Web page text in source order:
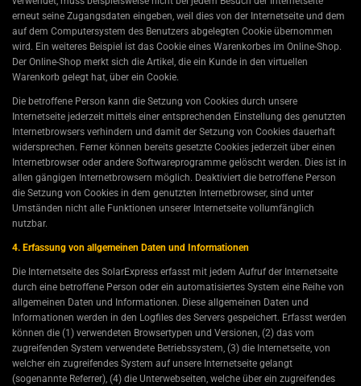
erneut seine Zugangsdaten eingeben, weil dies von der Internetseite und dem
auf dem Computersystem des Benutzers abgelegten Cookie übernommen
wird. Ein weiteres Beispiel ist das Cookie eines Warenkorbes im Online-Shop.
Der Online-Shop merkt sich die Artikel, die ein Kunde in den virtuellen
Warenkorb gelegt hat, über ein Cookie.
Die betroffene Person kann die Setzung von Cookies durch unsere
Internetseite jederzeit mittels einer entsprechenden Einstellung des genutzten
Internetbrowsers verhindern und damit der Setzung von Cookies dauerhaft
widersprechen. Ferner können bereits gesetzte Cookies jederzeit über einen
Internetbrowser oder andere Softwareprogramme gelöscht werden. Dies ist in
allen gängigen Internetbrowsern möglich. Deaktiviert die betroffene Person
die Setzung von Cookies in dem genutzten Internetbrowser, sind unter
Umständen nicht alle Funktionen unserer Internetseite vollumfänglich
nutzbar.
4. Erfassung von allgemeinen Daten und Informationen
Die Internetseite des SolarExpress erfasst mit jedem Aufruf der Internetseite
durch eine betroffene Person oder ein automatisiertes System eine Reihe von
allgemeinen Daten und Informationen. Diese allgemeinen Daten und
Informationen werden in den Logfiles des Servers gespeichert. Erfasst werden
können die (1) verwendeten Browsertypen und Versionen, (2) das vom
zugreifenden System verwendete Betriebssystem, (3) die Internetseite, von
welcher ein zugreifendes System auf unsere Internetseite gelangt
(sogenannte Referrer), (4) die Unterwebseiten, welche über ein zugreifendes